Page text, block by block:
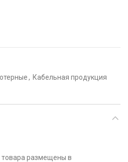
, Кабельная продукция
размещены в